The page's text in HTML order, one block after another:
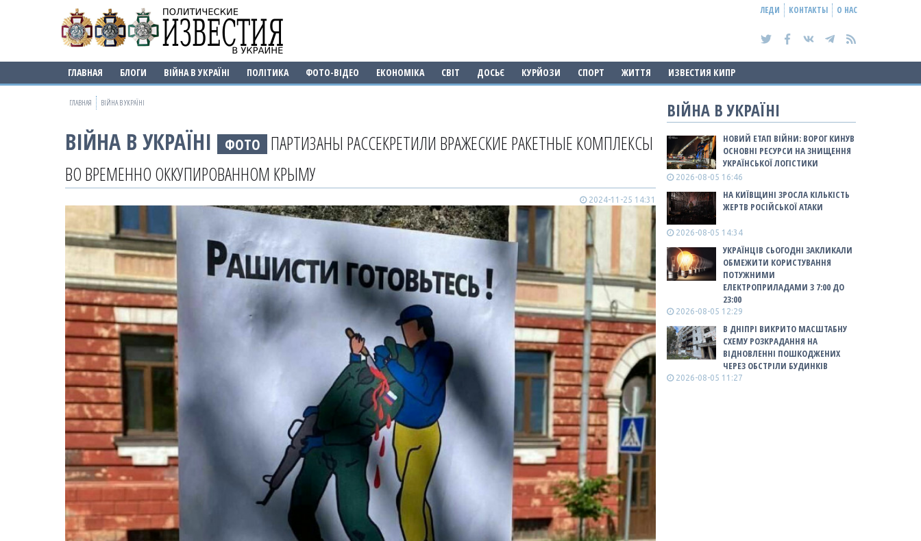
ЛЕДИ КОНТАКТЫ О НАС
ГЛАВНАЯ БЛОГИ ВІЙНА В УКРАЇНІ ПОЛІТИКА ФОТО-ВІДЕО ЕКОНОМІКА СВІТ ДОСЬЄ КУРЙОЗИ СПОРТ ЖИТТЯ ИЗВЕСТИЯ КИПР
ГЛАВНАЯ ВІЙНА В УКРАЇНІ
ВІЙНА В УКРАЇНІ ФОТО ПАРТИЗАНЫ РАССЕКРЕТИЛИ ВРАЖЕСКИЕ РАКЕТНЫЕ КОМПЛЕКСЫ
ВО ВРЕМЕННО ОККУПИРОВАННОМ КРЫМУ
2024-11-25 14:31
ВІЙНА В УКРАЇНІ
НОВИЙ ЕТАП ВІЙНИ: ВОРОГ КИНУВ
ОСНОВНІ РЕСУРСИ НА ЗНИЩЕННЯ
УКРАЇНСЬКОЇ ЛОГІСТИКИ
2026-08-05 16:46
НА КИЇВЩИНІ ЗРОСЛА КІЛЬКІСТЬ
ЖЕРТВ РОСІЙСЬКОЇ АТАКИ
2026-08-05 14:34
УКРАЇНЦІВ СЬОГОДНІ ЗАКЛИКАЛИ
ОБМЕЖИТИ КОРИСТУВАННЯ
ПОТУЖНИМИ
ЕЛЕКТРОПРИЛАДАМИ З 7:00 ДО
23:00
2026-08-05 12:29
В ДНІПРІ ВИКРИТО МАСШТАБНУ
СХЕМУ РОЗКРАДАННЯ НА
ВІДНОВЛЕННІ ПОШКОДЖЕНИХ
ЧЕРЕЗ ОБСТРІЛИ БУДИНКІВ
2026-08-05 11:27